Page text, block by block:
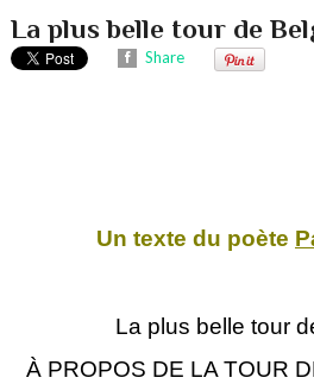
La plus belle tour de
Share
Un texte du poète
La plus belle tour
À PROPOS DE LA TOUR